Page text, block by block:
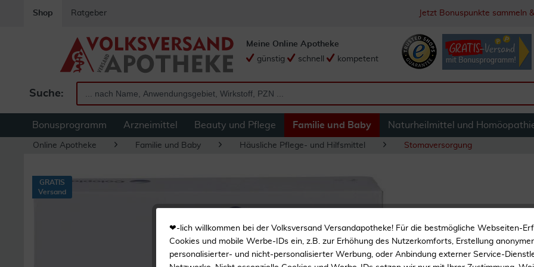
Shop Ratgeber Jetzt Bonuspunkte sammeln
Suche:
Meine Online Apotheke
günstig
schnell kompetent
Bonusprogramm Arzneimittel Beauty und Pflege Familie und Baby Naturheilmittel und
Online Apotheke Familie und Baby Häusliche Pflege- und Hilfsmittel Stomaversorgung
Coloplast
GRATIS
Versand
❤-lich willkommen bei der Volksversand Versandapotheke! Für die bestmögliche Webseiten-
Cookies und mobile Werbe-IDs ein, z.B. zur Erhöhung des Nutzerkomforts, Erstellung
personalisierter- und nicht-personalisierter Werbung, oder Anbindung externer Service-